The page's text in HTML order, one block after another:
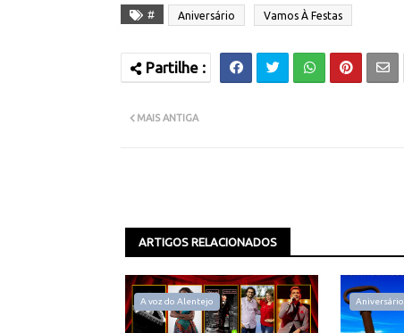
# Aniversário Vamos À Festas
MAIS ANTIGA
ARTIGOS RELACIONADOS
A voz do Alentejo Aniversário